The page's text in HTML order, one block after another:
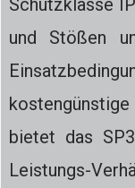
Schutzklasse
und Stößen
bietet das
Leistungs-